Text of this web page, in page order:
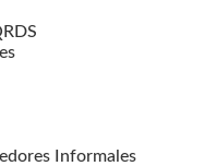
Informales